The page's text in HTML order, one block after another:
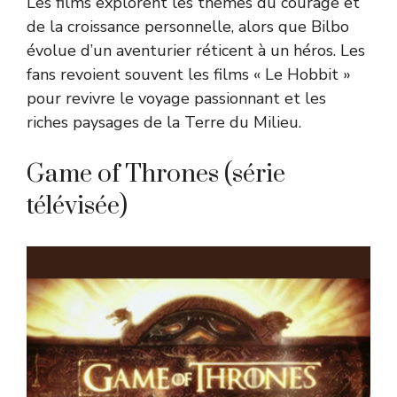
de la croissance personnelle, alors que Bilbo
évolue d’un aventurier réticent à un héros. Les
fans revoient souvent les films « Le Hobbit »
pour revivre le voyage passionnant et les
riches paysages de la Terre du Milieu.
Game of Thrones (série
télévisée)